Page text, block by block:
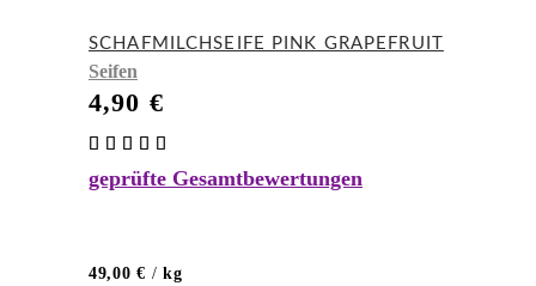
SCHAFMILCHSEIFE PINK GRAPEFRUIT
Seifen
4,90 €
5.00
geprüfte Gesamtbewertungen
49,00€ /kg